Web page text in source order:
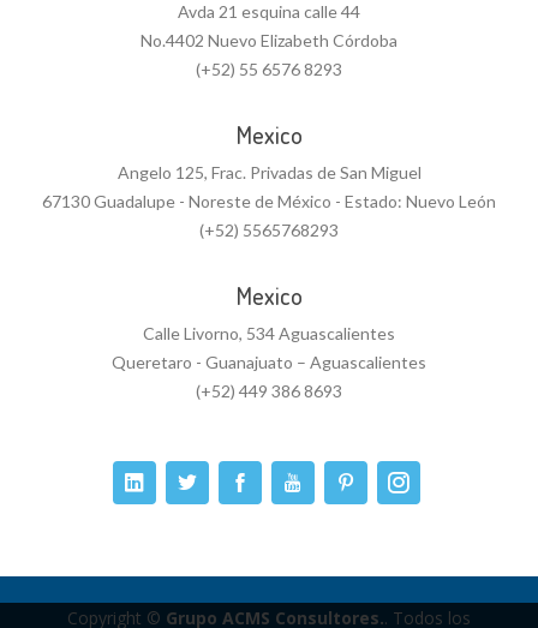
Avda 21 esquina calle 44
No.4402 Nuevo Elizabeth Córdoba
(+52) 55 6576 8293
Mexico
Angelo 125, Frac. Privadas de San Miguel
67130 Guadalupe - Noreste de México - Estado: Nuevo León
(+52) 5565768293
Mexico
Calle Livorno, 534 Aguascalientes
Queretaro - Guanajuato – Aguascalientes
(+52) 449 386 8693
Copyright © Grupo ACMS Consultores.. Todos los